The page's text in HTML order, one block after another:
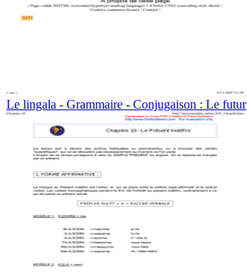
Le lingala - Grammaire - Conjugaison : Le futur